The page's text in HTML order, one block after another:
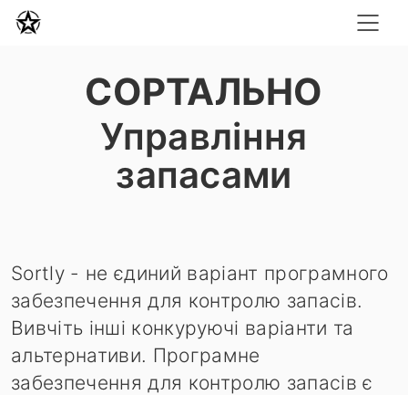
СОРТАЛЬНО
Управління
запасами
Sortly - не єдиний варіант програмного
забезпечення для контролю запасів.
Вивчіть інші конкуруючі варіанти та
альтернативи. Програмне
забезпечення для контролю запасів є